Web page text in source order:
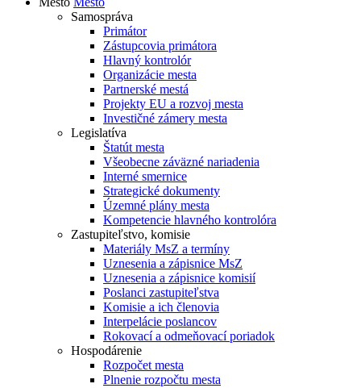
Samospráva
Primátor
Zástupcovia primátora
Hlavný kontrolór
Organizácie mesta
Partnerské mestá
Projekty EU a rozvoj mesta
Investičné zámery mesta
Legislatíva
Štatút mesta
Všeobecne záväzné nariadenia
Interné smernice
Strategické dokumenty
Územné plány mesta
Kompetencie hlavného kontrolóra
Zastupiteľstvo, komisie
Materiály MsZ a termíny
Uznesenia a zápisnice MsZ
Uznesenia a zápisnice komisií
Poslanci zastupiteľstva
Komisie a ich členovia
Interpelácie poslancov
Rokovací a odmeňovací poriadok
Hospodárenie
Rozpočet mesta
Plnenie rozpočtu mesta